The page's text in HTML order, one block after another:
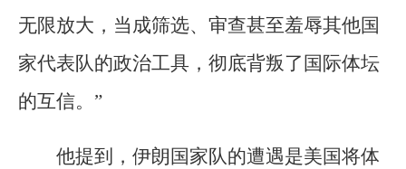
无限放大，当成筛选、审查甚至羞辱其他国
家代表队的政治工具，彻底背叛了国际体坛
的互信。”
他提到，伊朗国家队的遭遇是美国将体